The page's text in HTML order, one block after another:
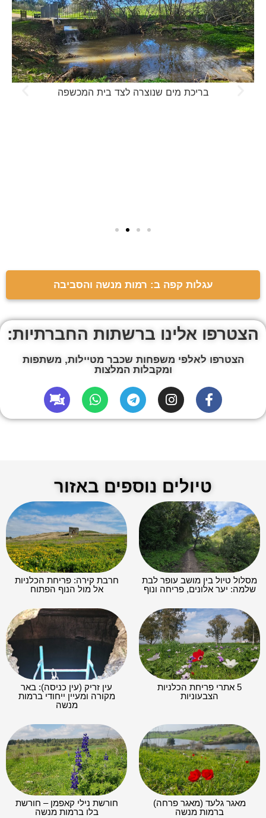
בריכת מים שנוצרה לצד בית המכשפה
עגלות קפה ב: רמות מנשה והסביבה
הצטרפו אלינו ברשתות החברתיות:
הצטרפו לאלפי משפחות שכבר מטיילות, משתפות
ומקבלות המלצות
טיולים נוספים באזור
מסלול טיול בין מושב עופר לבת
שלמה: יער אלונים, פריחה ונוף
חרבת קירה: פריחת הכלניות
אל מול הנוף הפתוח
5 אתרי פריחת הכלניות
הצבעוניות
עין זריק (עין כניסה): באר
מקורה ומעיין ייחודי ברמות
מנשה
מאגר גלעד (מאגר פרחה)
ברמות מנשה
חורשת נילי קאפמן – חורשת
בלו ברמות מנשה